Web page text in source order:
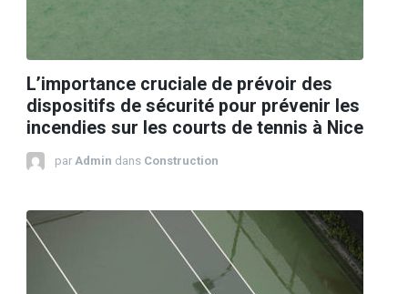
L’importance cruciale de prévoir des
dispositifs de sécurité pour prévenir les
incendies sur les courts de tennis à Nice
par Admin dans Construction